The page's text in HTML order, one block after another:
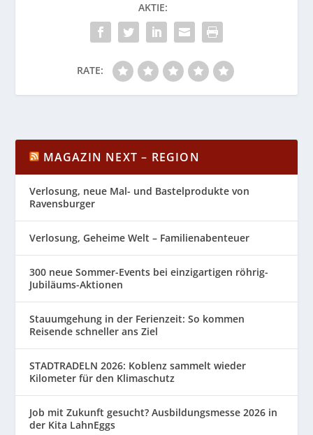
AKTIE:
RATE:
MAGAZIN NEXT – REGION
Verlosung, neue Mal- und Bastelprodukte von
Ravensburger
Verlosung, Geheime Welt – Familienabenteuer
300 neue Sommer-Events bei einzigartigen röhrig-
Jubiläums-Aktionen
Stauumgehung in der Ferienzeit: So kommen
Reisende schneller ans Ziel
STADTRADELN 2026: Koblenz sammelt wieder
Kilometer für den Klimaschutz
Job mit Zukunft gesucht? Ausbildungsmesse 2026 in
der Kita LahnEggs